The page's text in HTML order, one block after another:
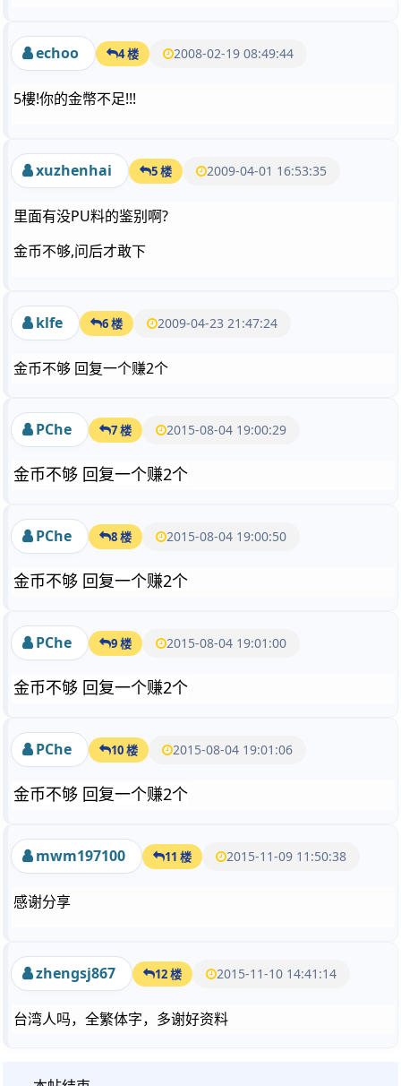
echoo 4 楼 2008-02-19 08:49:44
5樓!你的金幣不足!!!
xuzhenhai 5 楼 2009-04-01 16:53:35
里面有没PU料的鉴别啊?
金币不够,问后才敢下
klfe 6 楼 2009-04-23 21:47:24
金币不够 回复一个赚2个
PChe 7 楼 2015-08-04 19:00:29
金币不够 回复一个赚2个
PChe 8 楼 2015-08-04 19:00:50
金币不够 回复一个赚2个
PChe 9 楼 2015-08-04 19:01:00
金币不够 回复一个赚2个
PChe 10 楼 2015-08-04 19:01:06
金币不够 回复一个赚2个
mwm197100 11 楼 2015-11-09 11:50:38
感谢分享
zhengsj867 12 楼 2015-11-10 14:41:14
台湾人吗，全繁体字，多谢好资料